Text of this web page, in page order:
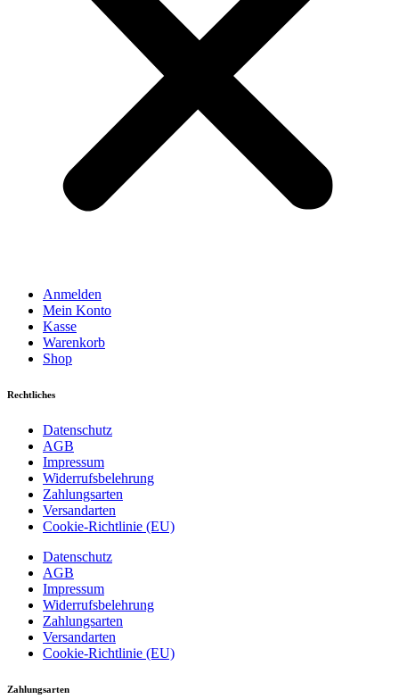
Anmelden
Mein Konto
Kasse
Warenkorb
Shop
Rechtliches
Datenschutz
AGB
Impressum
Widerrufsbelehrung
Zahlungsarten
Versandarten
Cookie-Richtlinie (EU)
Datenschutz
AGB
Impressum
Widerrufsbelehrung
Zahlungsarten
Versandarten
Cookie-Richtlinie (EU)
Zahlungsarten